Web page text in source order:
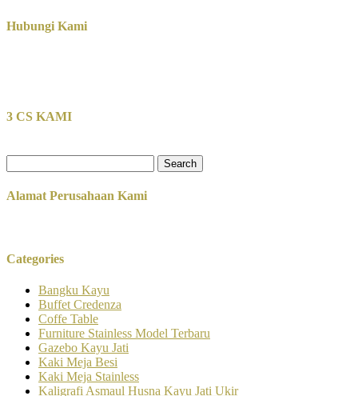
Hubungi Kami
3 CS KAMI
for:
Alamat Perusahaan Kami
Categories
Bangku Kayu
Buffet Credenza
Coffe Table
Furniture Stainless Model Terbaru
Gazebo Kayu Jati
Kaki Meja Besi
Kaki Meja Stainless
Kaligrafi Asmaul Husna Kayu Jati Ukir